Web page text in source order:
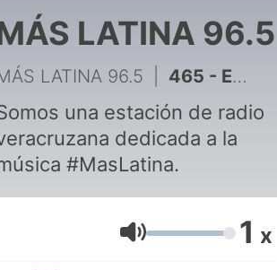
LATINA 96.5
LATINA 96.5 465 - ENTREVISTA CON ROCIO NAHLE
una estación de radio
dedicada a la
#MasLatina.
Volumen 1 x